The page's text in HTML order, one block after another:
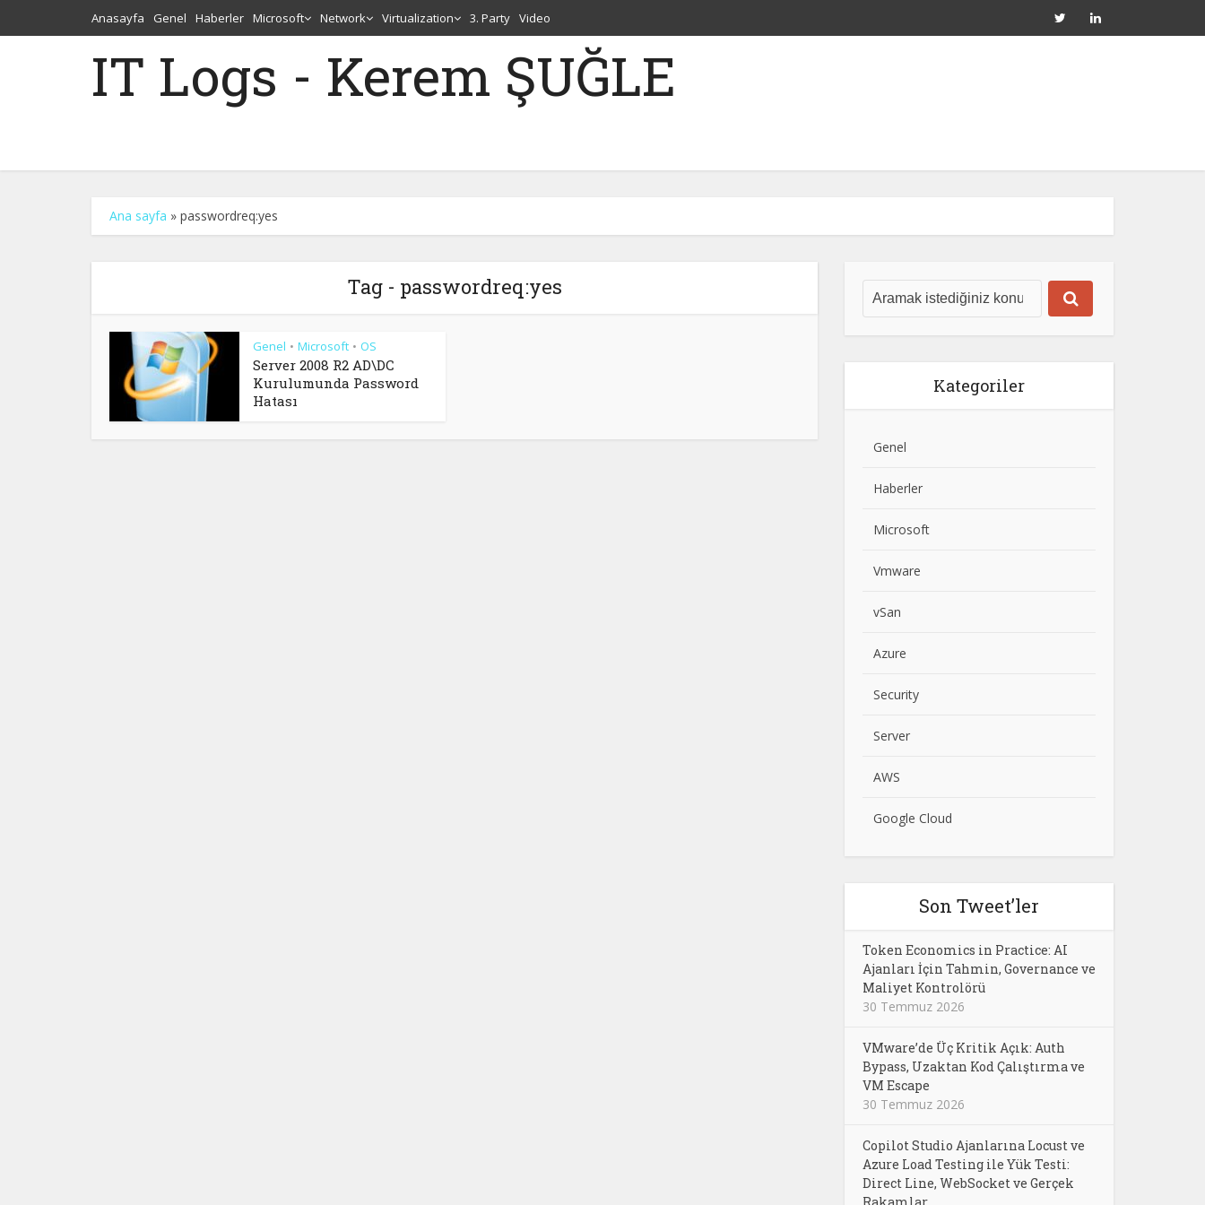
Anasayfa Genel Haberler Microsoft Network Virtualization 3. Party Video
IT Logs - Kerem ŞUĞLE
Ana sayfa » passwordreq:yes
Tag - passwordreq:yes
Genel • Microsoft • OS
Server 2008 R2 AD\DC
Kurulumunda Password
Hatası
Kategoriler
Genel
Haberler
Microsoft
Vmware
vSan
Azure
Security
Server
AWS
Google Cloud
Son Tweet’ler
Token Economics in Practice: AI
Ajanları İçin Tahmin, Governance ve
Maliyet Kontrolörü
30 Temmuz 2026
VMware’de Üç Kritik Açık: Auth
Bypass, Uzaktan Kod Çalıştırma ve
VM Escape
30 Temmuz 2026
Copilot Studio Ajanlarına Locust ve
Azure Load Testing ile Yük Testi:
Direct Line, WebSocket ve Gerçek